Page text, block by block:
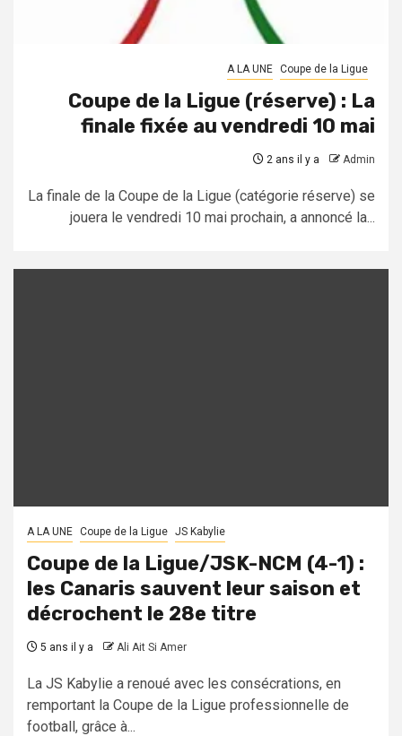
A LA UNE Coupe de la Ligue
Coupe de la Ligue (réserve) : La
finale fixée au vendredi 10 mai
2 ans il y a Admin
La finale de la Coupe de la Ligue (catégorie réserve) se
jouera le vendredi 10 mai prochain, a annoncé la...
A LA UNE Coupe de la Ligue JS Kabylie
Coupe de la Ligue/JSK-NCM (4-1) :
les Canaris sauvent leur saison et
décrochent le 28e titre
5 ans il y a Ali Ait Si Amer
La JS Kabylie a renoué avec les consécrations, en
remportant la Coupe de la Ligue professionnelle de
football, grâce à...